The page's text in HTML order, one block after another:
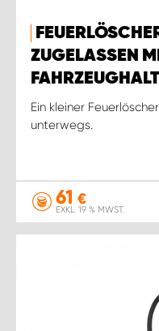
ZUGELASSEN
Ein kleiner
unterwegs.
61 €
EXKL. 19 % MWST.